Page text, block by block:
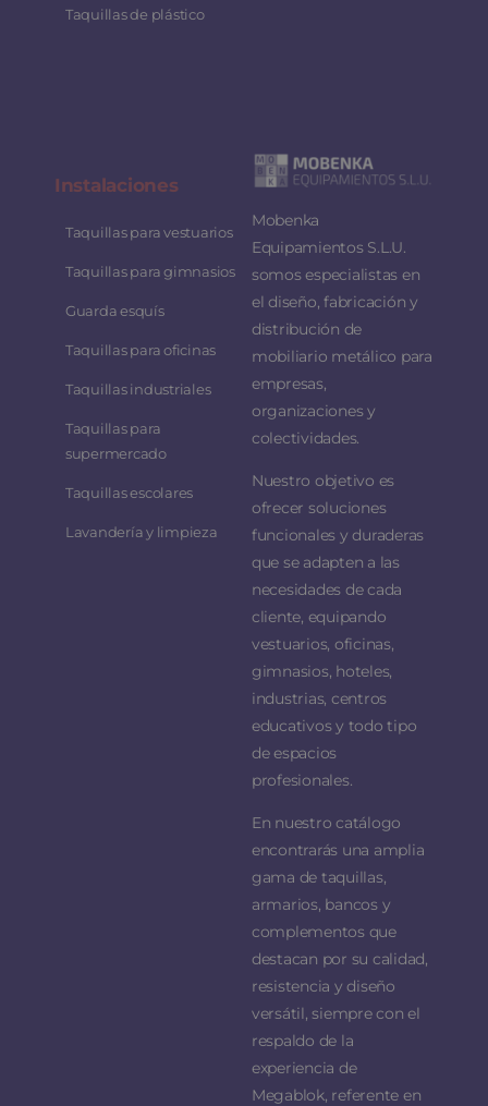
Taquillas de plástico
Instalaciones
Taquillas para vestuarios
Taquillas para gimnasios
Guarda esquís
Taquillas para oficinas
Taquillas industriales
Taquillas para
supermercado
Taquillas escolares
Lavandería y limpieza
Mobenka
Equipamientos S.L.U.
somos especialistas en
el diseño, fabricación y
distribución de
mobiliario metálico para
empresas,
organizaciones y
colectividades.
Nuestro objetivo es
ofrecer soluciones
funcionales y duraderas
que se adapten a las
necesidades de cada
cliente, equipando
vestuarios, oficinas,
gimnasios, hoteles,
industrias, centros
educativos y todo tipo
de espacios
profesionales.
En nuestro catálogo
encontrarás una amplia
gama de taquillas,
armarios, bancos y
complementos que
destacan por su calidad,
resistencia y diseño
versátil, siempre con el
respaldo de la
experiencia de
Megablok, referente en